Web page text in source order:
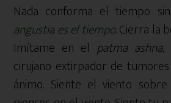
Nada conforma el tiempo
angustia es el tiempo. Cierra la
Imítame en el patma ashna,
cirujano extirpador de
ánimo. Siente el viento